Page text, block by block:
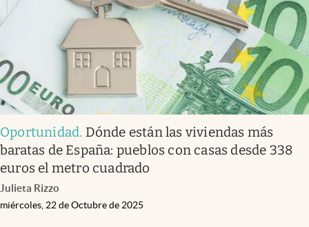
Oportunidad. Dónde están las viviendas más
baratas de España: pueblos con casas desde 338
euros el metro cuadrado
Julieta Rizzo
miércoles, 22 de Octubre de 2025